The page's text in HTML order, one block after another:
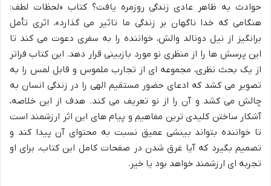
حوادث به ظاهر عادی زندگی روزمره یافت؟ کتاب «لحظات لطف:
هنگامی که خدا ناگهان بر زندگی ما تاثیر می گذارد»، اثری تأمل
برانگیز از نیل دونالد والش، خواننده را به سفری دعوت می کند تا
این پرسش ها را از منظری نو مورد بازبینی قرار دهد. این کتاب فراتر
از یک بحث نظری، مجموعه ای از تجارب ملموس و قابل لمس را به
تصویر می کشد که ادعای حضور مستقیم الهی را در زندگی انسان به
چالش می کشد و آن را از نو تعریف می کند. هدف از این خلاصه،
آشکار ساختن کلیدی ترین مفاهیم و پیام های این اثر ارزشمند است
تا خواننده بتواند بینشی عمیق نسبت به محتوای آن پیدا کند و
تصمیم بگیرد که آیا غرق شدن در صفحات کامل این کتاب، برای او
تجربه ای ارزشمند خواهد بود یا خیر.